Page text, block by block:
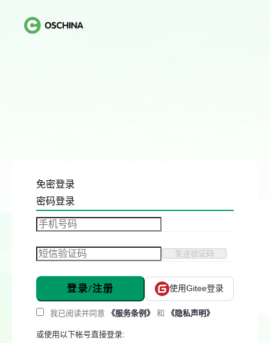
免密登录
密码登录
发送验证码
登录/注册 使用Gitee登录
我已阅读并同意 《服务条例》 和 《隐私声明》
或使用以下帐号直接登录: